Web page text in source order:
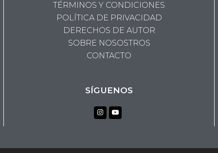
TÉRMINOS Y CONDICIONES
POLÍTICA DE PRIVACIDAD
DERECHOS DE AUTOR
SOBRE NOSOSTROS
CONTACTO
SÍGUENOS
InstagramYoutube